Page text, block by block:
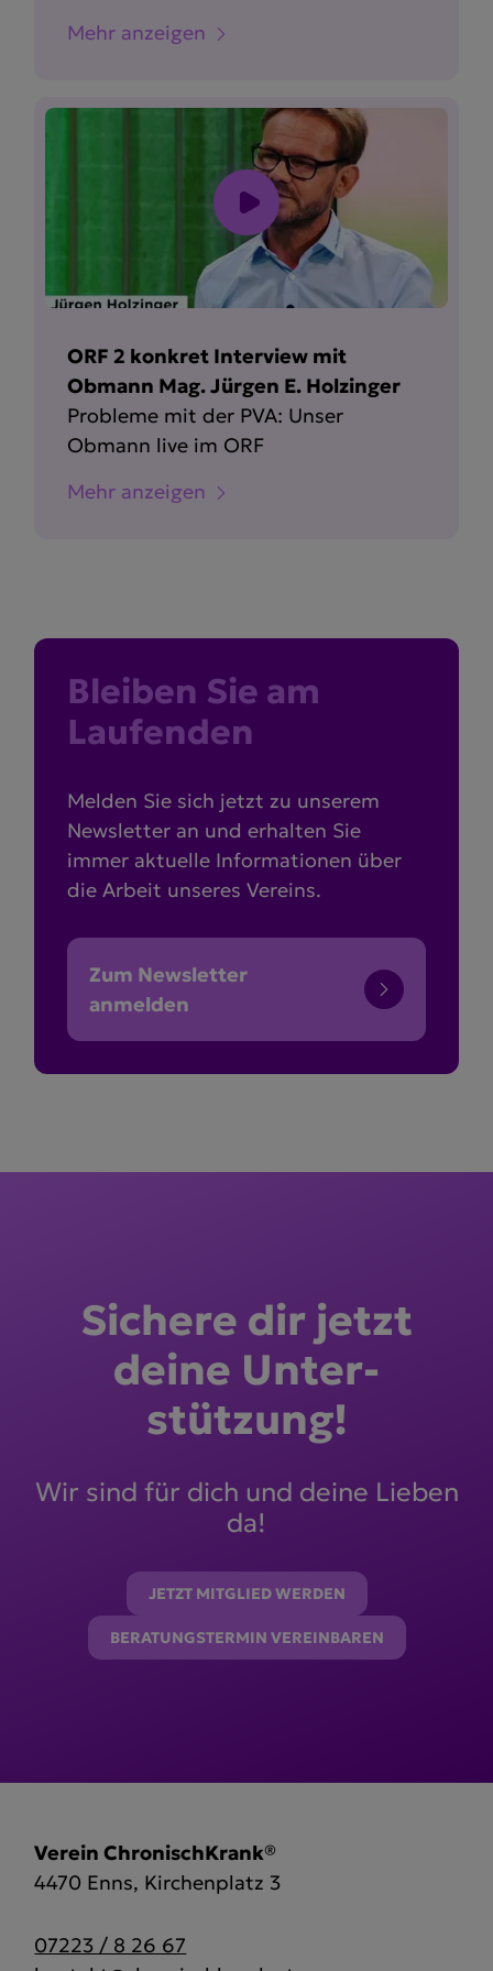
Mehr anzeigen
ORF 2 konkret Interview mit
Obmann Mag. Jürgen E. Holzinger
Probleme mit der PVA: Unser
Obmann live im ORF
Mehr anzeigen
Bleiben Sie am
Laufenden
Melden Sie sich jetzt zu unserem
Newsletter an und erhalten Sie
immer aktuelle Informationen über
die Arbeit unseres Vereins.
Zum Newsletter
anmelden
Sichere dir jetzt
deine Unter­
stützung!
Wir sind für dich und deine Lieben
da!
JETZT MITGLIED WERDEN
BERATUNGSTERMIN VEREINBAREN
Verein ChronischKrank®
4470 Enns, Kirchenplatz 3
07223 / 8 26 67